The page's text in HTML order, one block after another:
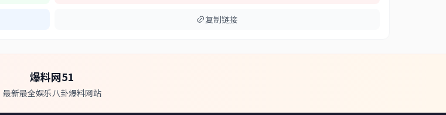
复制链接
爆料网51
最新最全娱乐八卦爆料网站